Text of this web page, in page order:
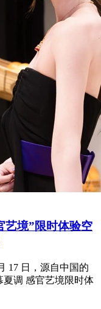
艺境”限时体验空
17 日，源自中国的
调 感官艺境限时体